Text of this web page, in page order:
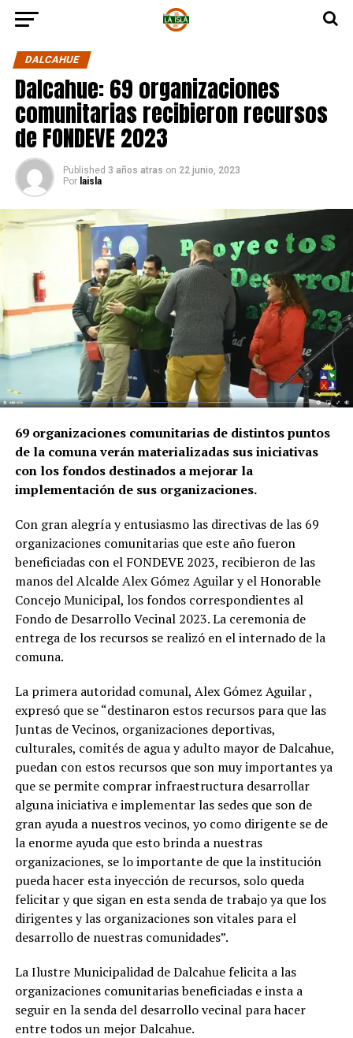
DALCAHUE
Dalcahue: 69 organizaciones
comunitarias recibieron recursos
de FONDEVE 2023
Published 3 años atras on 22 junio, 2023
Por laisla
69 organizaciones comunitarias de distintos puntos
de la comuna verán materializadas sus iniciativas
con los fondos destinados a mejorar la
implementación de sus organizaciones.
Con gran alegría y entusiasmo las directivas de las 69
organizaciones comunitarias que este año fueron
beneficiadas con el FONDEVE 2023, recibieron de las
manos del Alcalde Alex Gómez Aguilar y el Honorable
Concejo Municipal, los fondos correspondientes al
Fondo de Desarrollo Vecinal 2023. La ceremonia de
entrega de los recursos se realizó en el internado de la
comuna.
La primera autoridad comunal, Alex Gómez Aguilar ,
expresó que se “destinaron estos recursos para que las
Juntas de Vecinos, organizaciones deportivas,
culturales, comités de agua y adulto mayor de Dalcahue,
puedan con estos recursos que son muy importantes ya
que se permite comprar infraestructura desarrollar
alguna iniciativa e implementar las sedes que son de
gran ayuda a nuestros vecinos, yo como dirigente se de
la enorme ayuda que esto brinda a nuestras
organizaciones, se lo importante de que la institución
pueda hacer esta inyección de recursos, solo queda
felicitar y que sigan en esta senda de trabajo ya que los
dirigentes y las organizaciones son vitales para el
desarrollo de nuestras comunidades”.
La Ilustre Municipalidad de Dalcahue felicita a las
organizaciones comunitarias beneficiadas e insta a
seguir en la senda del desarrollo vecinal para hacer
entre todos un mejor Dalcahue.